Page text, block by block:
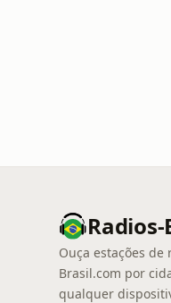
Ouça estações de
Brasil.com por
qualquer